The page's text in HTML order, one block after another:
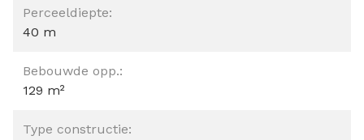
Perceeldiepte:
40 m
Bebouwde opp.:
129 m²
Type constructie: